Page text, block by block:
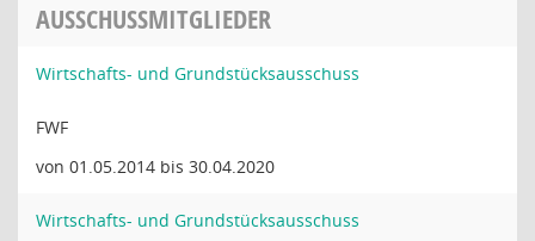
AUSSCHUSSMITGLIEDER
Wirtschafts- und Grundstücksausschuss
FWF
von 01.05.2014 bis 30.04.2020
Wirtschafts- und Grundstücksausschuss